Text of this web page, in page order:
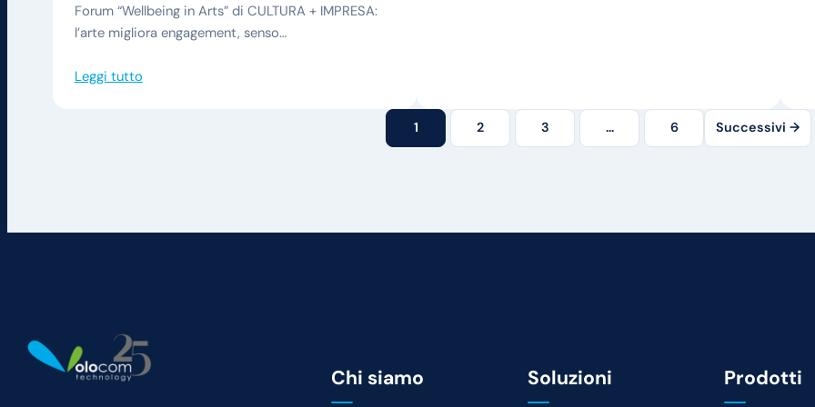
Forum “Wellbeing in Arts” di CULTURA + IMPRESA:
l’arte migliora engagement, senso…
Leggi tutto
1 2 3 … 6 Successivi →
Chi siamo Soluzioni Prodotti